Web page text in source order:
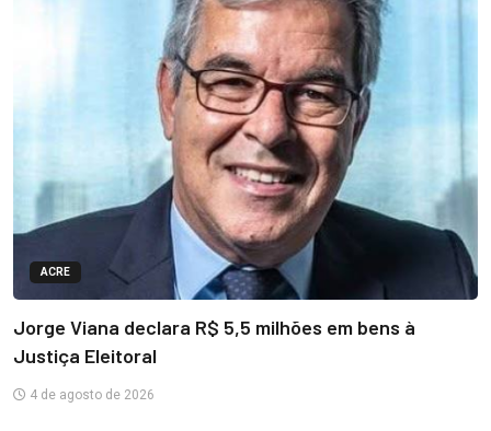
ACRE
Jorge Viana declara R$ 5,5 milhões em bens à
Justiça Eleitoral
4 de agosto de 2026